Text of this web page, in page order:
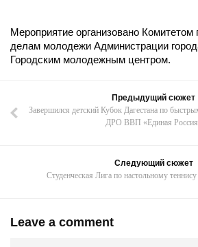
Мероприятие организовано Комитетом
делам молодежи Администрации
Городским молодежным центром.
Предыдущий сюжет
Завершился детский Кубок Дагестана по
ДРО ВВП «Единая
Следующий сюжет
Студенческая Лига по настольному
Leave a comment